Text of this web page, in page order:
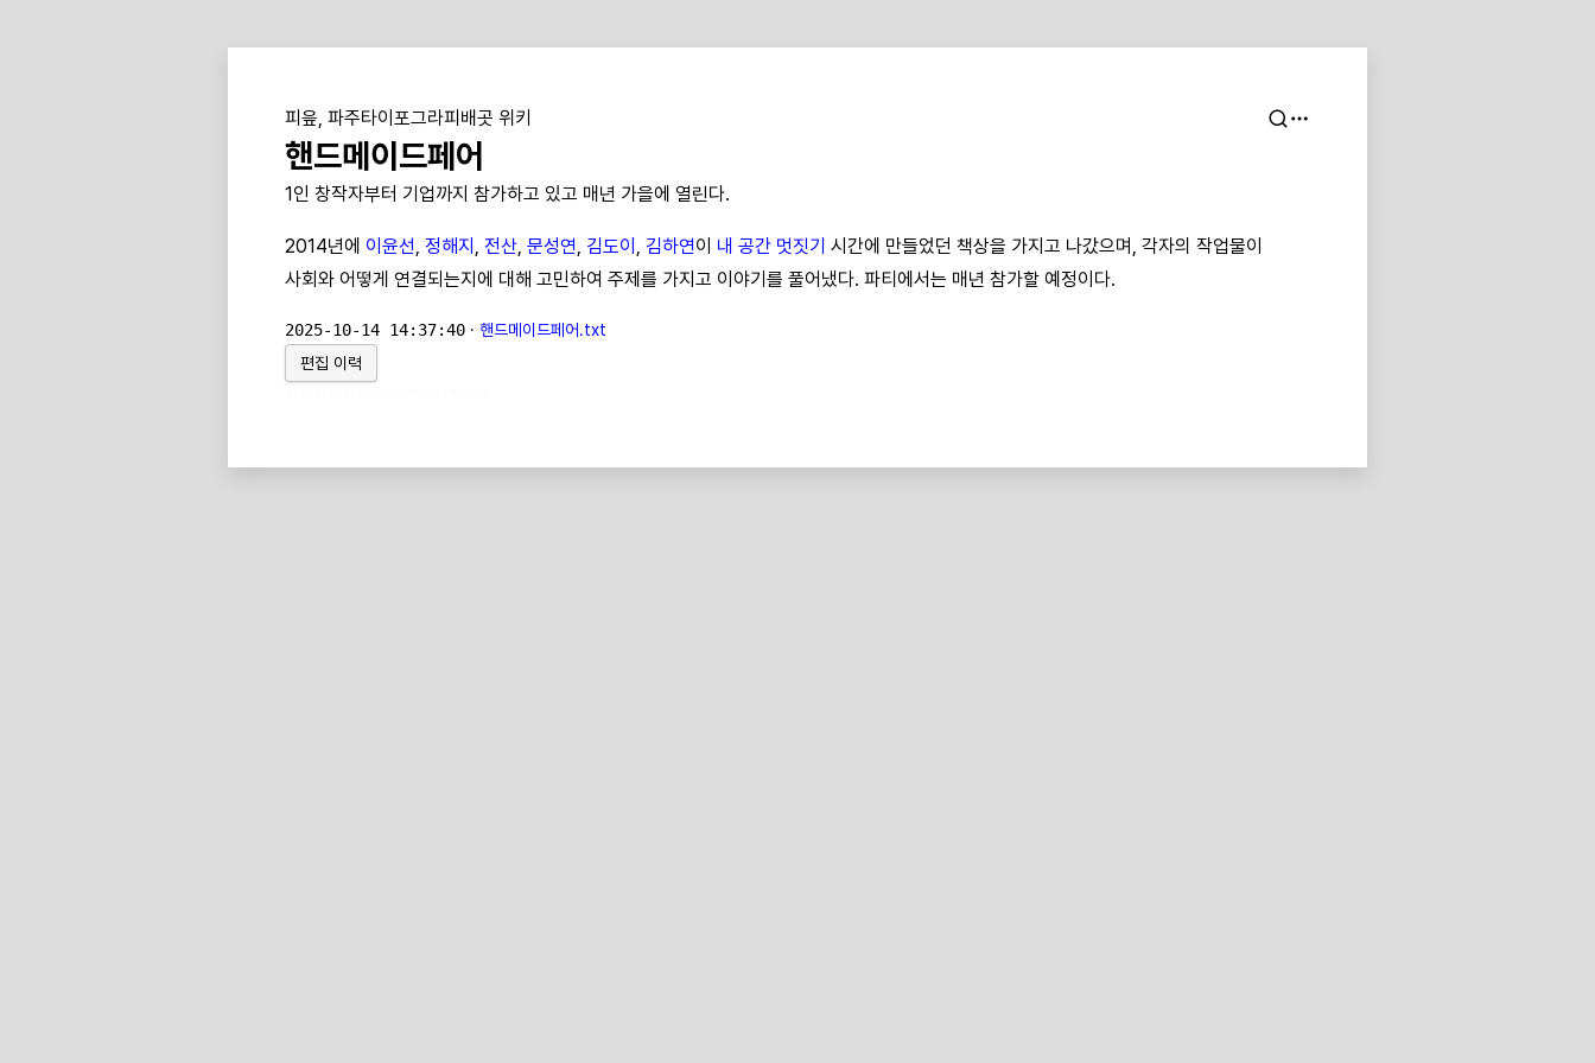
피읖, 파주타이포그라피배곳 위키
핸드메이드페어
1인 창작자부터 기업까지 참가하고 있고 매년 가을에 열린다.
2014년에 이윤선, 정해지 , 전산, 문성연, 김도이 , 김하연이 내 공간 멋짓기 시간에 만들었던 책상을 가지고 나갔으며, 각자의 작업물이
사회와 어떻게 연결되는지에 대해 고민하여 주제를 가지고 이야기를 풀어냈다. 파티에서는 매년 참가할 예정이다.
2025-10-14 14:37:40 · 핸드메이드페어.txt
편집 이력